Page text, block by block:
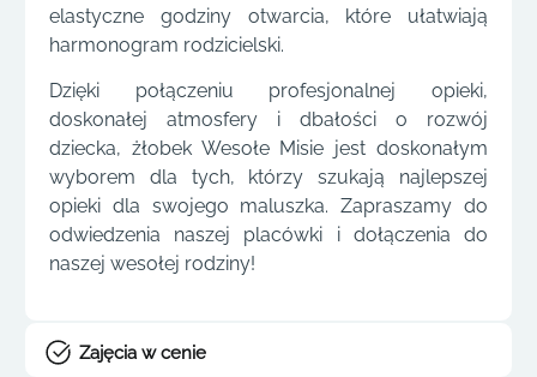
elastyczne godziny otwarcia, które ułatwiają
harmonogram rodzicielski.
Dzięki połączeniu profesjonalnej opieki,
doskonałej atmosfery i dbałości o rozwój
dziecka, żłobek Wesołe Misie jest doskonałym
wyborem dla tych, którzy szukają najlepszej
opieki dla swojego maluszka. Zapraszamy do
odwiedzenia naszej placówki i dołączenia do
naszej wesołej rodziny!
Zajęcia w cenie